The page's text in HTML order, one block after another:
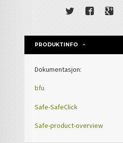
PRODUKTINFO
Dokumentasjon:
bfu
Safe-SafeClick
Safe-product-overview